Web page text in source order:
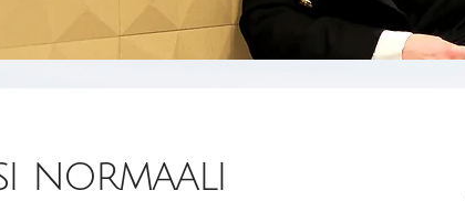
normaali